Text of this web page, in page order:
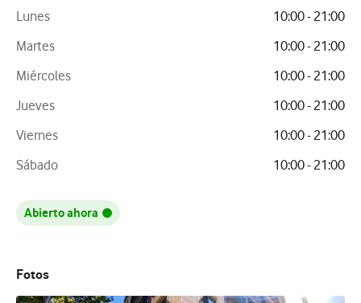
Lunes
10:00 - 21:00
Martes
10:00 - 21:00
Miércoles
10:00 - 21:00
Jueves
10:00 - 21:00
Viernes
10:00 - 21:00
Sábado
10:00 - 21:00
Abierto ahora
Fotos